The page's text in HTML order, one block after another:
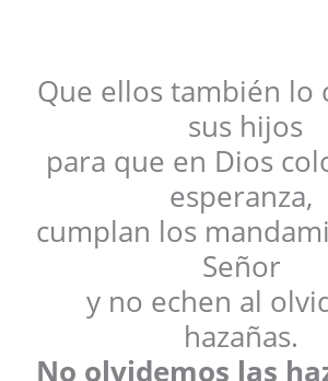
Que ellos también lo
sus hijos
para que en Dios
esperanza,
cumplan los
Señor
y no echen al
hazañas.
No olvidemos las